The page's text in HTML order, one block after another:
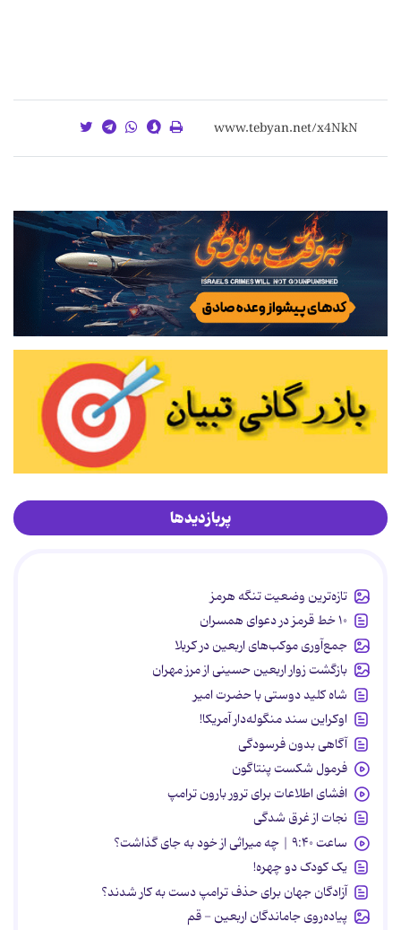
پربازدیدها
تازه‌ترین وضعیت تنگه هرمز
۱۰ خط قرمز در دعوای همسران
جمع‌آوری موکب‌های اربعین در کربلا
بازگشت زوار اربعین حسینی از مرز مهران
شاه کلید دوستی با حضرت امیر
اوکراین سند منگوله‌دار آمریکا!
آگاهی بدون فرسودگی
فرمول شکست پنتاگون
افشای اطلاعات برای ترور بارون ترامپ
نجات از غرق شدگی
ساعت ۹:۴۰ | چه میراثی از خود به جای گذاشت؟
یک کودک دو چهره!
آزادگان جهان برای حذف ترامپ دست به کار شدند؟
پیاده‌روی جاماندگان اربعین - قم